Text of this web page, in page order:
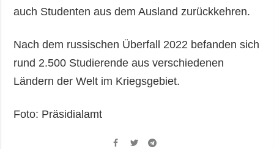
auch Studenten aus dem Ausland zurückkehren.
Nach dem russischen Überfall 2022 befanden sich
rund 2.500 Studierende aus verschiedenen
Ländern der Welt im Kriegsgebiet.
Foto: Präsidialamt